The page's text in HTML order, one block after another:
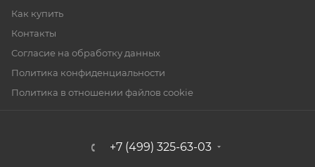
Как купить
Контакты
Согласие на обработку данных
Политика конфиденциальности
Политика в отношении файлов cookie
+7 (499) 325-63-03